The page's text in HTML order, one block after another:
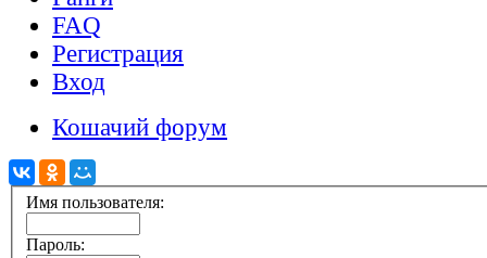
FAQ
Регистрация
Вход
Кошачий форум
Имя пользователя:
Пароль: